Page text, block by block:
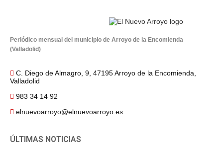
Periódico mensual del municipio de Arroyo de la Encomienda
(Valladolid)
C. Diego de Almagro, 9, 47195 Arroyo de la Encomienda,
Valladolid
983 34 14 92
elnuevoarroyo@elnuevoarroyo.es
ÚLTIMAS NOTICIAS